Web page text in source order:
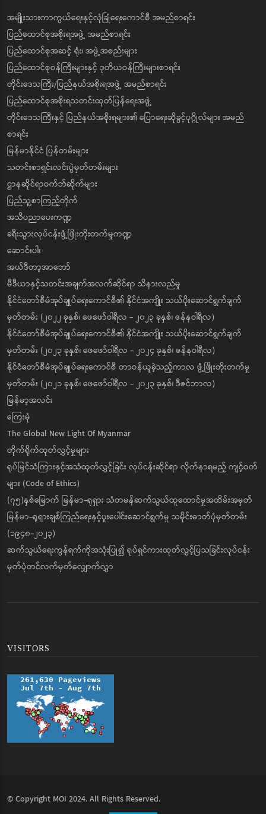
အမျိုးသားကာကွယ်ရေးနှင့်လုံခြုံရေးကောင်စီ အမည်စာရင်း
ပြည်ထောင်စုအစိုးရအဖွဲ့ အမည်စာရင်း
ပြည်ထောင်စုအဆင့် ရုံး၊ အဖွဲ့အစည်းများ
ပြည်ထောင်စုဝန်ကြီးများနှင့် ဒုတိယဝန်ကြီးများစာရင်း
တိုင်းဒေသကြီး/ပြည်နယ်အစိုးရအဖွဲ့ အမည်စာရင်း
ပြည်ထောင်စုအစိုးရသတင်းထုတ်ပြန်ရေးအဖွဲ့
တိုင်းဒေသကြီးနှင့် ပြည်နယ်အစိုးရများ၏ ပြောရေးဆိုခွင့်ပုဂ္ဂိုလ်များ အမည်
စာရင်း
မြန်မာနိုင်ငံ ပြန်တမ်းများ
သတင်းစာရှင်းလင်းပွဲမှတ်တမ်းများ
ဌာနဆိုင်ရာဝက်ဘ်ဆိုက်များ
ပြည်သူ့စာကြည့်တိုက်
အသိပညာပေးကဏ္ဍ
ခရီးသွားလုပ်ငန်းဖွံ့ဖြိုးတိုးတက်မှုကဏ္ဍ
ဆောင်းပါး
အယ်ဒီတာ့အာဘော်
မီဒီယာနှင့်သတင်းအချက်အလက်ဆိုင်ရာ သိနားလည်မှု
နိုင်ငံတော်စီမံအုပ်ချုပ်ရေးကောင်စီ၏ နိုင်ငံအကျိုး သယ်ပိုးဆောင်ရွက်ချက်
မှတ်တမ်း (၂၀၂၂ ခုနှစ်၊ ဖေဖော်ဝါရီလ - ၂၀၂၃ ခုနှစ်၊ ဇန်နဝါရီလ)
နိုင်ငံတော်စီမံအုပ်ချုပ်ရေးကောင်စီ၏ နိုင်ငံအကျိုး သယ်ပိုးဆောင်ရွက်ချက်
မှတ်တမ်း (၂၀၂၃ ခုနှစ်၊ ဖေဖော်ဝါရီလ - ၂၀၂၄ ခုနှစ်၊ ဇန်နဝါရီလ)
နိုင်ငံတော်စီမံအုပ်ချုပ်ရေးကောင်စီ တာဝန်ယူခဲ့သည့်ကာလ ဖွံ့ဖြိုးတိုးတက်မှု
မှတ်တမ်း (၂၀၂၁ ခုနှစ်၊ ဖေဖော်ဝါရီလ - ၂၀၂၃ ခုနှစ်၊ ဒီဇင်ဘာလ)
မြန်မာ့အလင်း
ကြေးမုံ
The Global New Light Of Myanmar
တိုက်ရိုက်ထုတ်လွှင့်မှုများ
ရုပ်မြင်သံကြားနှင့်အသံထုတ်လွှင့်ခြင်း လုပ်ငန်းဆိုင်ရာ လိုက်နာရမည့် ကျင့်ဝတ်
များ (Code of Ethics)
(၇၅)နှစ်မြောက် မြန်မာ-ရုရှား သံတမန်ဆက်သွယ်ထူထောင်မှုအထိမ်းအမှတ်
မြန်မာ-ရုရှားချစ်ကြည်ရေးနှင့်ပူးပေါင်းဆောင်ရွက်မှု သမိုင်းဓာတ်ပုံမှတ်တမ်း
(၁၉၄၈-၂၀၂၃)
ဆက်သွယ်ရေးကွန်ရက်ကိုအသုံးပြု၍ ရုပ်ရှင်ကားထုတ်လွှင့်ပြသခြင်းလုပ်ငန်း
မှတ်ပုံတင်လက်မှတ်လျှောက်လွှာ
VISITORS
© Copyright MOI 2024. All Rights Reserved.